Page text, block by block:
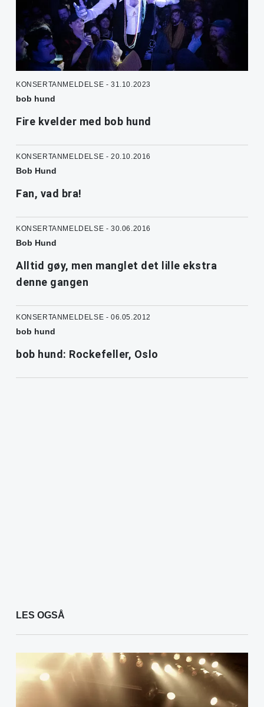
KONSERTANMELDELSE - 31.10.2023
bob hund
Fire kvelder med bob hund
KONSERTANMELDELSE - 20.10.2016
Bob Hund
Fan, vad bra!
KONSERTANMELDELSE - 30.06.2016
Bob Hund
Alltid gøy, men manglet det lille ekstra
denne gangen
KONSERTANMELDELSE - 06.05.2012
bob hund
bob hund: Rockefeller, Oslo
LES OGSÅ